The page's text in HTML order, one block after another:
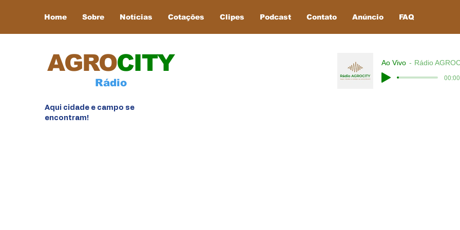
Home Sobre Notícias Cotações Clipes Podcast Contato Anúncio FAQ
AGROCITY
Rádio
Ao Vivo Rádio
Aqui cidade e campo se
encontram!